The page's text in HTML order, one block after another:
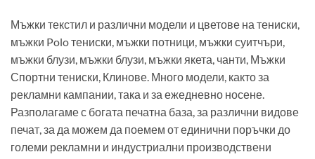
Мъжки текстил и различни модели и цветове на тениски,
мъжки Polo тениски, мъжки потници, мъжки суитчъри,
мъжки блузи, мъжки блузи, мъжки якета, чанти, Мъжки
Спортни тениски, Клинове. Много модели, както за
рекламни кампании, така и за ежедневно носене.
Разполагаме с богата печатна база, за различни видове
печат, за да можем да поемем от единични поръчки до
големи рекламни и индустриални производствени